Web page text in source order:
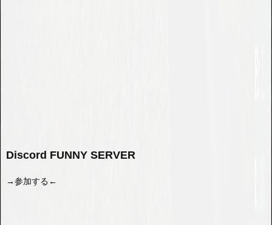
Discord FUNNY SERVER
→参加する←